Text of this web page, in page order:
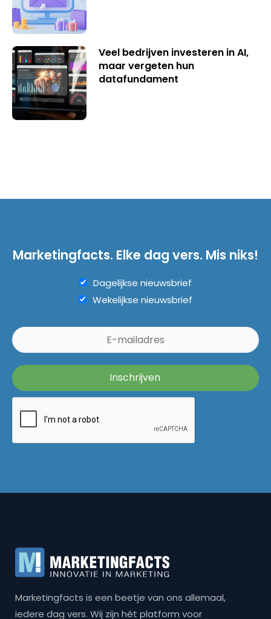
Veel bedrijven investeren in AI,
maar vergeten hun
datafundament
Marketingfacts. Elke dag vers. Mis niks!
Dagelijkse nieuwsbrief
Wekelijkse nieuwsbrief
Marketingfacts is een beetje van ons allemaal,
iedere dag vers. Wij zijn hét platform voor